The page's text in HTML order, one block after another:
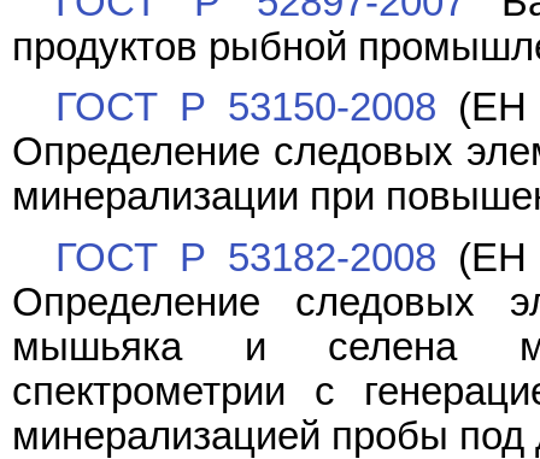
продуктов рыбной
ГОСТ Р 53150-2008 (ЕН
Определение следовых
минерализации при
ГОСТ Р 53182-2008 (ЕН
Определение следовых
мышьяка и селена
спектрометрии с
минерализацией пробы под